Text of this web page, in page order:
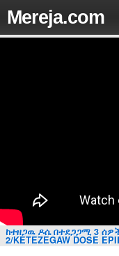
Mereja.com
ከተዘጋዉ ዶሴ በተደጋጋሚ 3
2/KETEZEGAW DOSE